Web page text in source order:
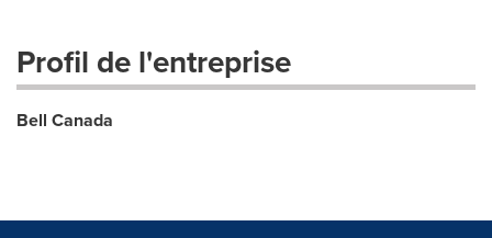
Profil de l'entreprise
Bell Canada